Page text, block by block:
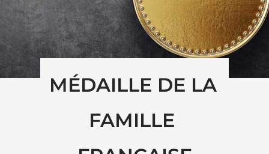
MÉDAILLE DE LA
FAMILLE